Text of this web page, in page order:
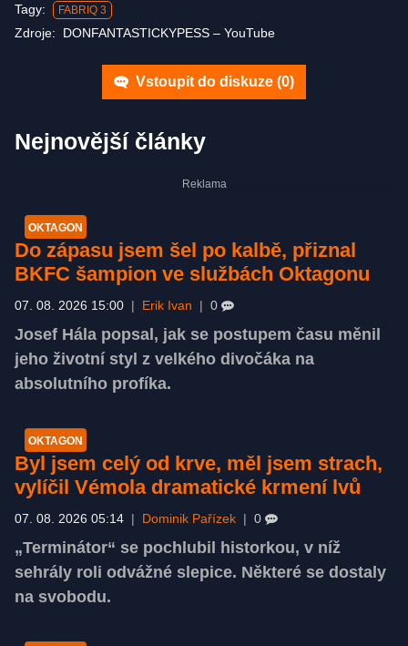
Tagy: FABRIQ 3
Zdroje: DONFANTASTICKYPESS –⁠ YouTube
Vstoupit do diskuze (0)
Nejnovější články
OKTAGON
Do zápasu jsem šel po kalbě, přiznal
BKFC šampion ve službách Oktagonu
07. 08. 2026 15:00 Erik Ivan 0
Josef Hála popsal, jak se postupem času měnil
jeho životní styl z velkého divočáka na
absolutního profíka.
OKTAGON
Byl jsem celý od krve, měl jsem strach,
vylíčil Vémola dramatické krmení lvů
07. 08. 2026 05:14 Dominik Pařízek 0
„Terminátor“ se pochlubil historkou, v níž
sehrály roli odvážné slepice. Některé se dostaly
na svobodu.